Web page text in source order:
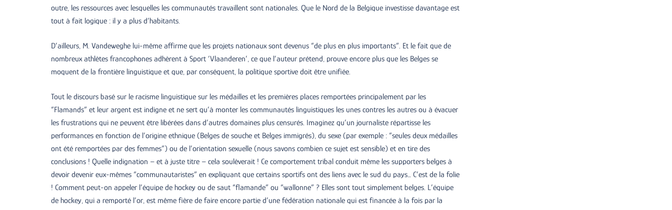
outre, les ressources avec lesquelles les communautés travaillent sont nationales. Que le Nord de la Belgique investisse davantage est
tout à fait logique : il y a plus d’habitants.
D’ailleurs, M. Vandeweghe lui-même affirme que les projets nationaux sont devenus “de plus en plus importants”. Et le fait que de
nombreux athlètes francophones adhèrent à Sport ‘Vlaanderen’, ce que l’auteur prétend, prouve encore plus que les Belges se
moquent de la frontière linguistique et que, par conséquent, la politique sportive doit être unifiée.
Tout le discours basé sur le racisme linguistique sur les médailles et les premières places remportées principalement par les
“Flamands” et leur argent est indigne et ne sert qu’à monter les communautés linguistiques les unes contres les autres ou à évacuer
les frustrations qui ne peuvent être libérées dans d’autres domaines plus censurés. Imaginez qu’un journaliste répartisse les
performances en fonction de l’origine ethnique (Belges de souche et Belges immigrés), du sexe (par exemple : “seules deux médailles
ont été remportées par des femmes”) ou de l’orientation sexuelle (nous savons combien ce sujet est sensible) et en tire des
conclusions ! Quelle indignation – et à juste titre – cela soulèverait ! Ce comportement tribal conduit même les supporters belges à
devoir devenir eux-mêmes “communautaristes” en expliquant que certains sportifs ont des liens avec le sud du pays… C’est de la folie
! Comment peut-on appeler l’équipe de hockey ou de saut “flamande” ou “wallonne” ? Elles sont tout simplement belges. L’équipe
de hockey, qui a remporté l’or, est même fière de faire encore partie d’une fédération nationale qui est financée à la fois par la